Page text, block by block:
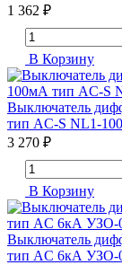
1 362 ₽
В Корзину
Выключатель
тип AC-S NL1-
3 270 ₽
В Корзину
Выключатель
тип AC 6кА УЗО-